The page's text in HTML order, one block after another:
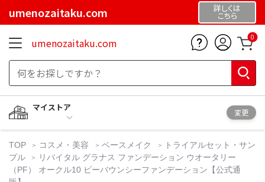
umenozaitaku.com 詳しくは
こちら
umenozaitaku.com 0
マイストア
変更
TOP コスメ・美容 ベースメイク
トライアルセット・サン
プル
リバイタル グラナス ファンデーション ウオータリー
（PF） オークル10 ビーバウンシーファンデーション【公式通